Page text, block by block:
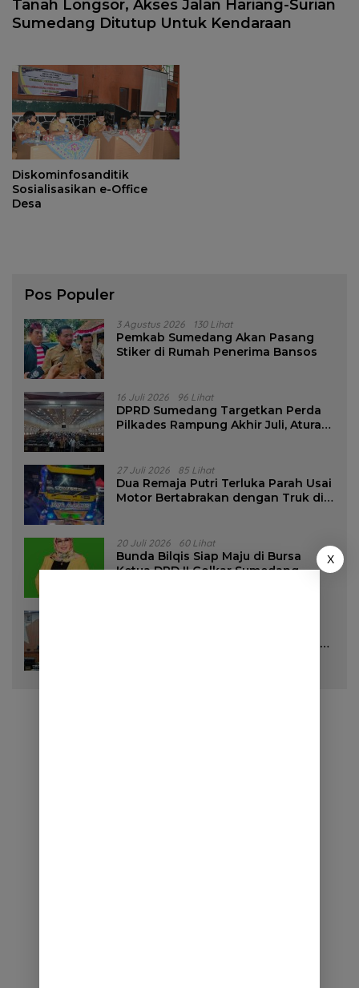
Tanah Longsor, Akses Jalan Hariang-Surian
Sumedang Ditutup Untuk Kendaraan
Diskominfosanditik
Sosialisasikan e-Office
Desa
Pos Populer
3 Agustus 2026 130 Lihat
Pemkab Sumedang Akan Pasang
Stiker di Rumah Penerima Bansos
16 Juli 2026 96 Lihat
DPRD Sumedang Targetkan Perda
Pilkades Rampung Akhir Juli, Aturan
27 Juli 2026 85 Lihat
Dua Remaja Putri Terluka Parah Usai
Motor Bertabrakan dengan Truk di
20 Juli 2026 60 Lihat
Bunda Bilqis Siap Maju di Bursa
Ketua DPD II Golkar Sumedang
Pemilihan Kepala Desa Tahun 2026
X